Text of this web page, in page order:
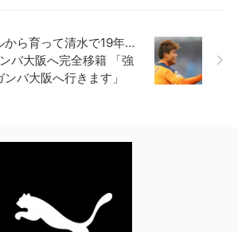
から育って清水で19年…
バ大阪へ完全移籍 「強
バ大阪へ行きます」